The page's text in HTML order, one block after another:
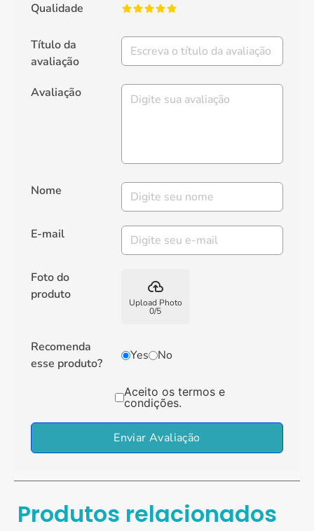
Qualidade
Título da
avaliação
Avaliação
Nome
E-mail
Foto do
produto
backup
Upload Photo
0/5
Recomenda
esse produto?
Yes No
Aceito os termos e
condições.
Enviar Avaliação
Produtos relacionados